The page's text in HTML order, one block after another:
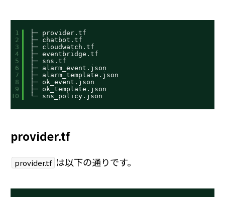
1
2
3
4
5
6
7
8
9
10
├─ provider.tf
├─ chatbot.tf
├─ cloudwatch.tf
├─ eventbridge.tf
├─ sns.tf
├─ alarm_event.json
├─ alarm_template.json
├─ ok_event.json
├─ ok_template.json
└─ sns_policy.json
provider.tf
provider.tf は以下の通りです。